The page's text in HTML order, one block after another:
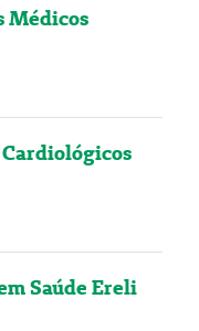
Médicos
Saúde Ereli